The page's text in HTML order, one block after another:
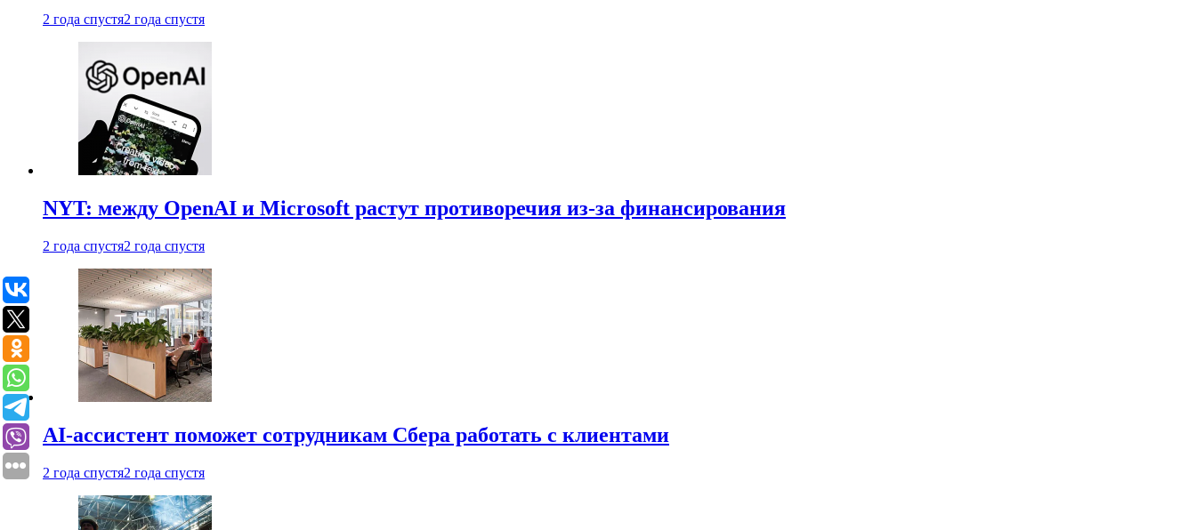
2 года спустя2 года спустя
NYT: между OpenAI и Microsoft растут противоречия из-за финансирования
2 года спустя2 года спустя
AI-ассистент поможет сотрудникам Сбера работать с клиентами
2 года спустя2 года спустя